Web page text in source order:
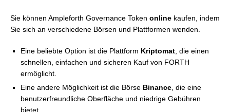
Sie können Ampleforth Governance Token online kaufen, indem
Sie sich an verschiedene Börsen und Plattformen wenden.
Eine beliebte Option ist die Plattform Kriptomat , die einen
schnellen, einfachen und sicheren Kauf von FORTH
ermöglicht.
Eine andere Möglichkeit ist die Börse Binance , die eine
benutzerfreundliche Oberfläche und niedrige Gebühren
bietet.